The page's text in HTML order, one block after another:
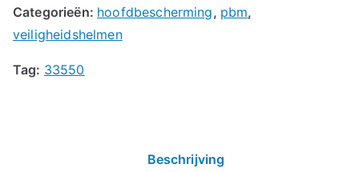
Categorieën: hoofdbescherming, pbm,
veiligheidshelmen
Tag: 33550
Beschrijving